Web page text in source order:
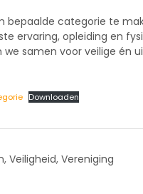
bepaalde categorie te
ervaring, opleiding en
we samen voor veilige én
Downloaden
, Veiligheid, Vereniging